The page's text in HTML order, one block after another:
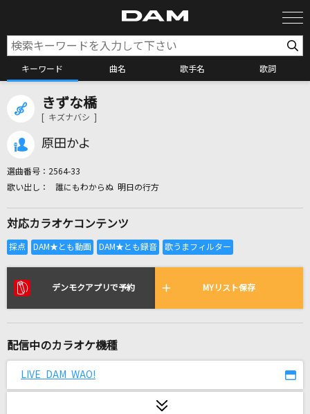
キーワード 曲名 歌手名 歌詞
全国りれき
リアルタイムで歌われている曲の一覧
前前前世
きずな橋
[ キズナバシ ]
原田かよ
選曲番号： 2564-33
誰にもわからぬ 明日の行方
対応カラオケコンテンツ
デンモクアプリで予約 MYリスト保存
配信中のカラオケ機種
LIVE DAM WAO!